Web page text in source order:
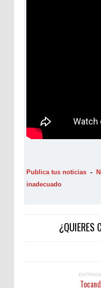
Publica tus noticias -
inadecuado
¿QUIERES